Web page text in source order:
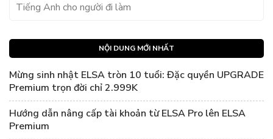
Tiếng Anh cho người đi làm
NỘI DUNG MỚI NHẤT
Mừng sinh nhật ELSA tròn 10 tuổi: Đặc quyền UPGRADE
Premium trọn đời chỉ 2.999K
Hướng dẫn nâng cấp tài khoản từ ELSA Pro lên ELSA
Premium